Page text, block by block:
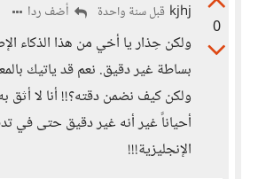
0
kjhj قبل سنة واحدة أضف ردا
ولكن حِذار يا أخي من هذا الذكاء
بساطة غير دقيق. نعم قد ياتيك
ولكن كيف نضمن دقته؟!! أنا لا أثق
أحياناً غير أنه غير دقيق حتى في
الإنجليزية!!!